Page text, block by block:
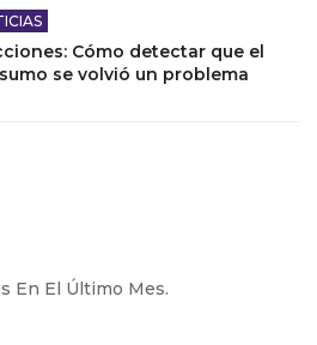
Cómo detectar que el
se volvió un problema
En El Último Mes.